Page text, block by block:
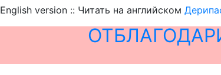
English version :: Читать на английском